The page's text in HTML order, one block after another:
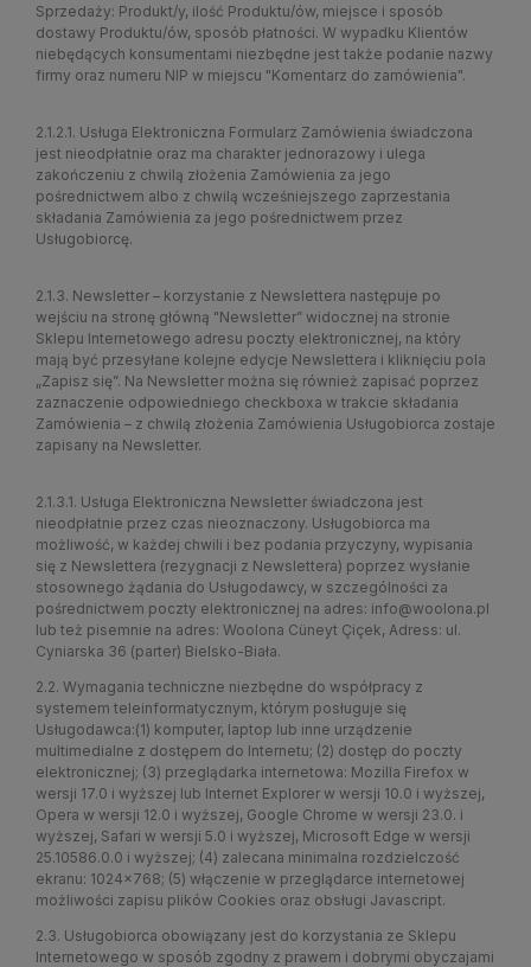
Sprzedaży: Produkt/y, ilość Produktu/ów, miejsce i sposób
dostawy Produktu/ów, sposób płatności. W wypadku Klientów
niebędących konsumentami niezbędne jest także podanie nazwy
firmy oraz numeru NIP w miejscu "Komentarz do zamówienia".
2.1.2.1. Usługa Elektroniczna Formularz Zamówienia świadczona
jest nieodpłatnie oraz ma charakter jednorazowy i ulega
zakończeniu z chwilą złożenia Zamówienia za jego
pośrednictwem albo z chwilą wcześniejszego zaprzestania
składania Zamówienia za jego pośrednictwem przez
Usługobiorcę.
2.1.3. Newsletter – korzystanie z Newslettera następuje po
wejściu na stronę główną "Newsletter” widocznej na stronie
Sklepu Internetowego adresu poczty elektronicznej, na który
mają być przesyłane kolejne edycje Newslettera i kliknięciu pola
„Zapisz się”. Na Newsletter można się również zapisać poprzez
zaznaczenie odpowiedniego checkboxa w trakcie składania
Zamówienia – z chwilą złożenia Zamówienia Usługobiorca zostaje
zapisany na Newsletter.
2.1.3.1. Usługa Elektroniczna Newsletter świadczona jest
nieodpłatnie przez czas nieoznaczony. Usługobiorca ma
możliwość, w każdej chwili i bez podania przyczyny, wypisania
się z Newslettera (rezygnacji z Newslettera) poprzez wysłanie
stosownego żądania do Usługodawcy, w szczególności za
pośrednictwem poczty elektronicznej na adres: info@woolona.pl
lub też pisemnie na adres: Woolona Cüneyt Çiçek, Adress: ul.
Cyniarska 36 (parter) Bielsko-Biała.
2.2. Wymagania techniczne niezbędne do współpracy z
systemem teleinformatycznym, którym posługuje się
Usługodawca:(1) komputer, laptop lub inne urządzenie
multimedialne z dostępem do Internetu; (2) dostęp do poczty
elektronicznej; (3) przeglądarka internetowa: Mozilla Firefox w
wersji 17.0 i wyższej lub Internet Explorer w wersji 10.0 i wyższej,
Opera w wersji 12.0 i wyższej, Google Chrome w wersji 23.0. i
wyższej, Safari w wersji 5.0 i wyższej, Microsoft Edge w wersji
25.10586.0.0 i wyższej; (4) zalecana minimalna rozdzielczość
ekranu: 1024x768; (5) włączenie w przeglądarce internetowej
możliwości zapisu plików Cookies oraz obsługi Javascript.
2.3. Usługobiorca obowiązany jest do korzystania ze Sklepu
Internetowego w sposób zgodny z prawem i dobrymi obyczajami